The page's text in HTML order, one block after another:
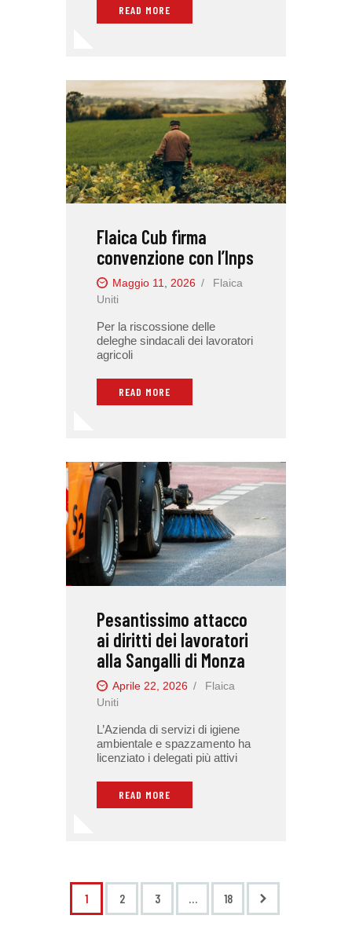
READ MORE
Flaica Cub firma
convenzione con l’Inps
Maggio 11, 2026
Flaica
Uniti
Per la riscossione delle
deleghe sindacali dei lavoratori
agricoli
READ MORE
Pesantissimo attacco
ai diritti dei lavoratori
alla Sangalli di Monza
Aprile 22, 2026
Flaica
Uniti
L’Azienda di servizi di igiene
ambientale e spazzamento ha
licenziato i delegati più attivi
READ MORE
1 2 3 … 18